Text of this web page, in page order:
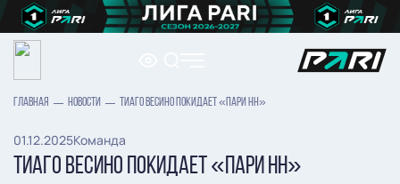
ГЛАВНАЯ НОВОСТИ ТИАГО ВЕСИНО ПОКИДАЕТ «ПАРИ НН»
01.12.2025Команда
ТИАГО ВЕСИНО ПОКИДАЕТ «ПАРИ НН»